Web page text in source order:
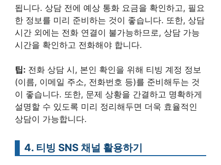
됩니다. 상담 전에 예상 통화 요금을 확인하고, 필요
한 정보를 미리 준비하는 것이 좋습니다. 또한, 상담
시간 외에는 전화 연결이 불가능하므로, 상담 가능
시간을 확인하고 전화해야 합니다.
팁: 전화 상담 시, 본인 확인을 위해 티빙 계정 정보
(이름, 이메일 주소, 전화번호 등)를 준비해두는 것
이 좋습니다. 또한, 문제 상황을 간결하고 명확하게
설명할 수 있도록 미리 정리해두면 더욱 효율적인
상담이 가능합니다.
4. 티빙 SNS 채널 활용하기